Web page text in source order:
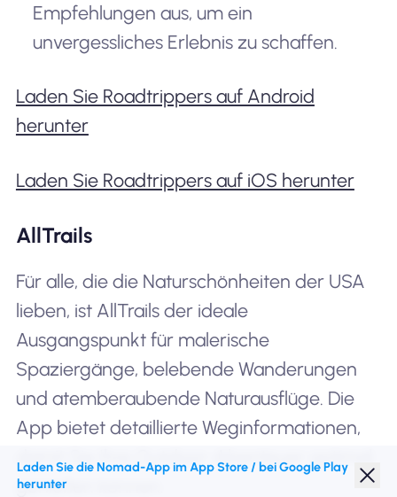
Empfehlungen aus, um ein
unvergessliches Erlebnis zu schaffen.
Laden Sie Roadtrippers auf Android
herunter
Laden Sie Roadtrippers auf iOS herunter
AllTrails
Für alle, die die Naturschönheiten der USA
lieben, ist AllTrails der ideale
Ausgangspunkt für malerische
Spaziergänge, belebende Wanderungen
und atemberaubende Naturausflüge. Die
App bietet detaillierte Weginformationen,
damit Sie Ihre Outdoor-Abenteuer optimal
genießen können.
Laden Sie die Nomad-App im App Store / bei Google Play
herunter